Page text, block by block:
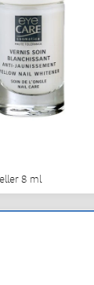
8 ml